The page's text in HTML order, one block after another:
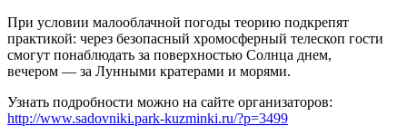
При условии малооблачной погоды теорию подкрепят
практикой: через безопасный хромосферный телескоп гости
смогут понаблюдать за поверхностью Солнца днем,
вечером — за Лунными кратерами и морями.
Узнать подробности можно на сайте организаторов:
http://www.sadovniki.park-kuzminki.ru/?p=3499